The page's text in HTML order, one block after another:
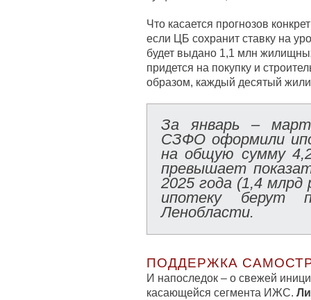
Что касается прогнозов
если ЦБ сохранит ставку на
будет выдано 1,1 млн
придется на покупку и
образом, каждый десятый
За январь –
СЗФО оформили
на общую сумму
превышает
2025 года (1,4
ипотеку берут
Ленобласти.
ПОДДЕРЖКА
И напоследок – о свежей
касающейся сегмента ИЖС.